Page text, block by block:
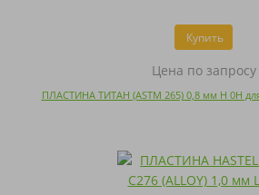
Купить
Цена по запросу
ПЛАСТИНА ТИТАН (ASTM 265) 0,8 мм H 0H